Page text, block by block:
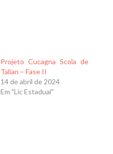
Projeto Cucagna Scola de
Talian – Fase II
14 de abril de 2024
Em "Lic Estadual"